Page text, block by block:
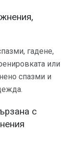
гадене,
или
спазми и
с